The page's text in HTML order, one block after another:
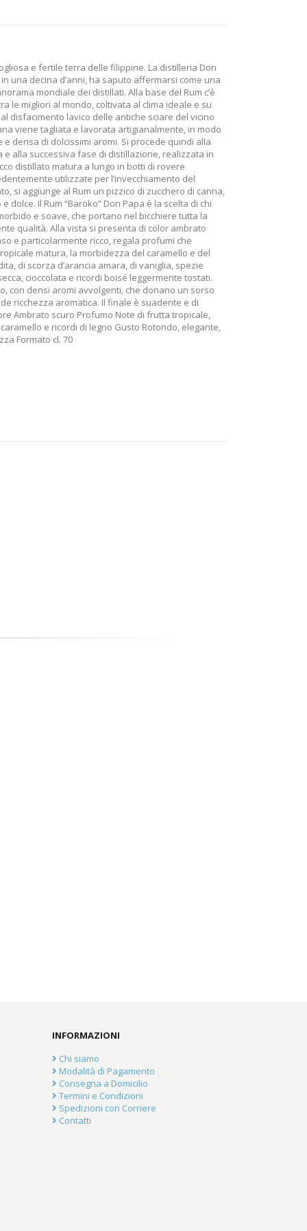
e fertile terra delle filippine. La distilleria Don
una decina d’anni, ha saputo affermarsi come una
mondiale dei distillati. Alla base del Rum c’è
le migliori al mondo, coltivata al clima ideale e su
disfacimento lavico delle antiche sciare del vicino
viene tagliata e lavorata artigianalmente, in modo
densa di dolcissimi aromi. Si procede quindi alla
alla successiva fase di distillazione, realizzata in
distillato matura a lungo in botti di rovere
utilizzate per l’invecchiamento del
si aggiunge al Rum un pizzico di zucchero di canna,
Il Rum “Baroko” Don Papa è la scelta di chi
e soave, che portano nel bicchiere tutta la
qualità. Alla vista si presenta di color ambrato
e particolarmente ricco, regala profumi che
matura, la morbidezza del caramello e del
di scorza d’arancia amara, di vaniglia, spezie
cioccolata e ricordi boisé leggermente tostati.
con densi aromi avvolgenti, che donano un sorso
ricchezza aromatica. Il finale è suadente e di
Ambrato scuro Profumo Note di frutta tropicale,
e ricordi di legno Gusto Rotondo, elegante,
Formato cl. 70
INFORMAZIONI
Chi siamo
Modalità di Pagamento
Consegna a Domicilio
Termini e Condizioni
Spedizioni con Corriere
Contatti